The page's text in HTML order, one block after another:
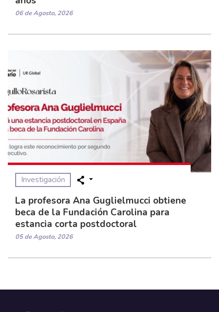
06 de Agosto, 2026
Investigación
La profesora Ana Guglielmucci obtiene
beca de la Fundación Carolina para
estancia corta postdoctoral
05 de Agosto, 2026